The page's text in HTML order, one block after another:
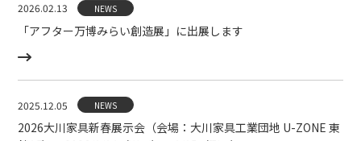
2026.02.13 NEWS
「アフター万博みらい創造展」に出展します
2025.12.05 NEWS
2026大川家具新春展示会（会場：大川家具工業団地 U-ZONE 東